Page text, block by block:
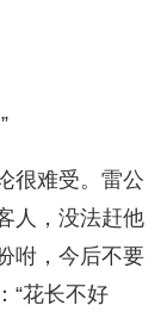
很难受。雷公
人，没法赶他
咐，今后不要
“花长不好